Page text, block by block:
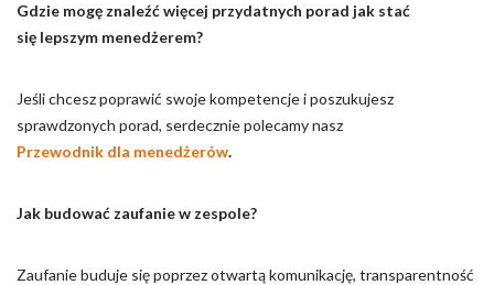
Gdzie mogę znaleźć więcej przydatnych porad jak stać
się lepszym menedżerem?
Jeśli chcesz poprawić swoje kompetencje i poszukujesz
sprawdzonych porad, serdecznie polecamy nasz
Przewodnik dla menedżerów.
Jak budować zaufanie w zespole?
Zaufanie buduje się poprzez otwartą komunikację, transparentność